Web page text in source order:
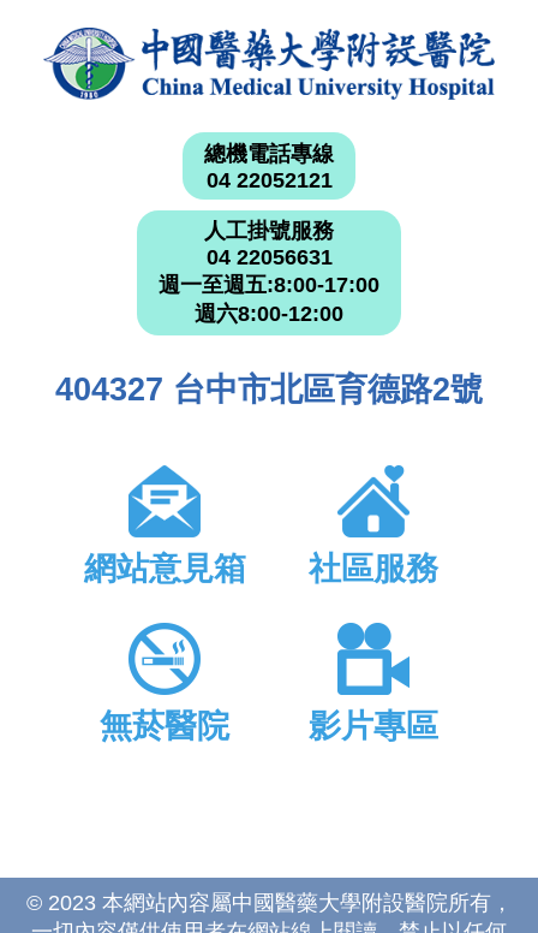
總機電話專線
04 22052121
人工掛號服務
04 22056631
週一至週五:8:00-17:00
週六8:00-12:00
404327 台中市北區育德路2號
網站意見箱 社區服務
無菸醫院 影片專區
© 2023 本網站內容屬中國醫藥大學附設醫院所有，